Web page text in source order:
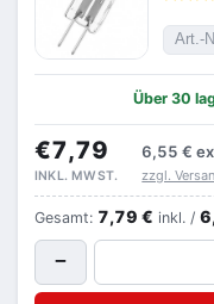
Art.-
Über 30
€7,79 6,55 €
INKL. MWST. zzgl.
Gesamt: 7,79 € inkl. /
−